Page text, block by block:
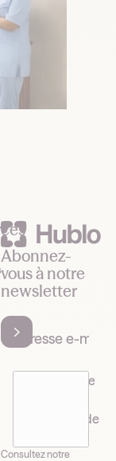
Abonnez-
vous à notre
newsletter
J’accepte de
newsletter de
Consultez notre